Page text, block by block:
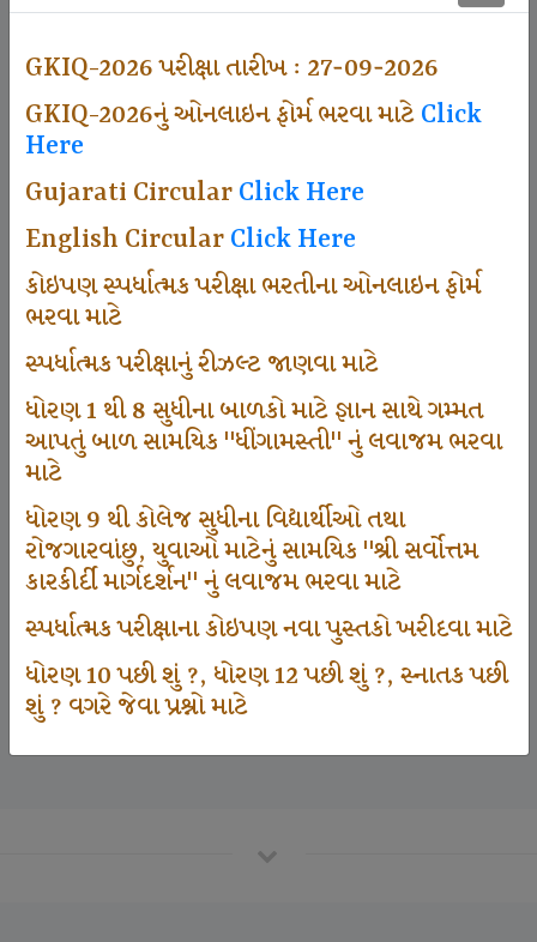
GKIQ-2026 પરીક્ષા તારીખ : 27-09-2026
GKIQ-2026નું ઓનલાઇન ફોર્મ ભરવા માટેClick
Here
Gujarati CircularClick Here
English CircularClick Here
કોઇપણ સ્પર્ધાત્મક પરીક્ષા ભરતીના ઓનલાઇન ફોર્મ
ભરવા માટે
સ્પર્ધાત્મક પરીક્ષાનું રીઝલ્ટ જાણવા માટે
ધોરણ 1 થી 8 સુધીના બાળકો માટે જ્ઞાન સાથે ગમ્મત
આપતું બાળ સામયિક "ધીંગામસ્તી" નું લવાજમ ભરવા
માટે
ધોરણ 9 થી કોલેજ સુધીના વિદ્યાર્થીઓ તથા
રોજગારવાંછુ, યુવાઓ માટેનું સામયિક "શ્રી સર્વોત્તમ
કારકીર્દી માર્ગદર્શન" નું લવાજમ ભરવા માટે
સ્પર્ધાત્મક પરીક્ષાના કોઇપણ નવા પુસ્તકો ખરીદવા માટે
ધોરણ 10 પછી શું ?, ધોરણ 12 પછી શું ?, સ્નાતક પછી
શું ? વગરે જેવા પ્રશ્નો માટે
497
Dhingamasti Subscription
666
1000
Participate School In GKIQ
125000